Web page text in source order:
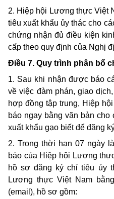
2. Hiệp hội Lương thực Việt
tiêu xuất khẩu ủy thác cho
chứng nhận đủ điều kiện
cấp theo quy định của Nghị
Điều 7. Quy trình phân bổ
1. Sau khi nhận được báo
về việc đàm phán, giao
hợp đồng tập trung, Hiệp
báo ngay bằng văn bản
xuất khẩu gạo biết để đăng
2. Trong thời hạn 07 ngày
báo của Hiệp hội Lương
hồ sơ đăng ký chỉ tiêu ủy
Lương thực Việt Nam
(email), hồ sơ gồm: